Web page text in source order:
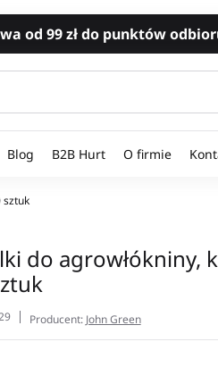
od 99 zł do punktów
Blog B2B Hurt O firmie
sztuk
do agrowłókniny,
Producent: John Green